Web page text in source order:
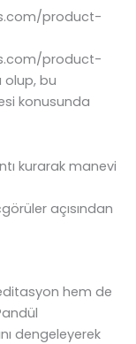
product-
product-
bu
konusunda
kurarak manevi
açısından
hem de
dengeleyerek